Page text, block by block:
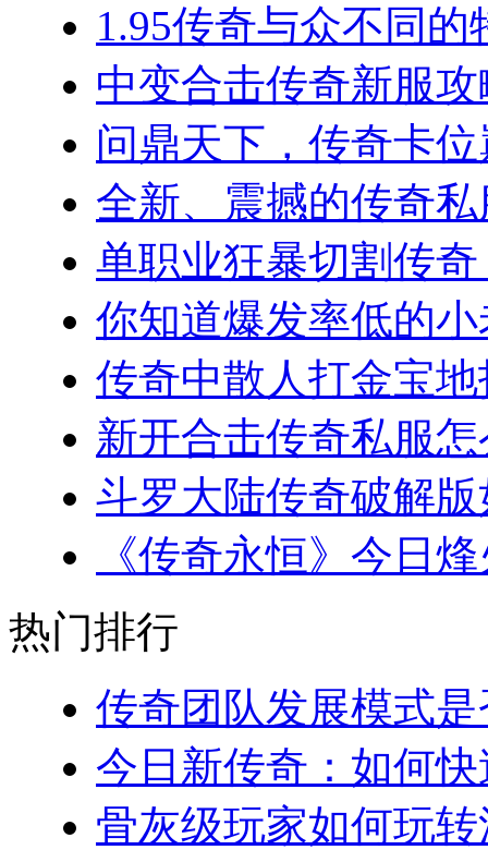
1.95传奇与众不同
中变合击传奇新服
问鼎天下，传奇卡
全新、震撼的传奇
单职业狂暴切割传
你知道爆发率低的
传奇中散人打金宝地
新开合击传奇私服
斗罗大陆传奇破解
《传奇永恒》今日
热门排行
传奇团队发展模式
今日新传奇：如何
骨灰级玩家如何玩